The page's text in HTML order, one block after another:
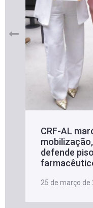
CRF-AL
defende
25 de março de